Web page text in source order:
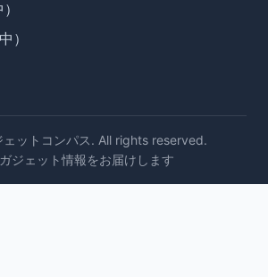
）
ットコンパス. All rights reserved.
ジェット情報をお届けします